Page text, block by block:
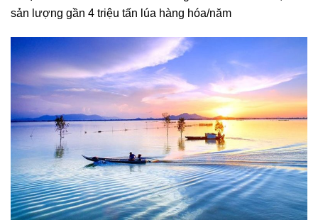
sản lượng gần 4 triệu tấn lúa hàng hóa/năm